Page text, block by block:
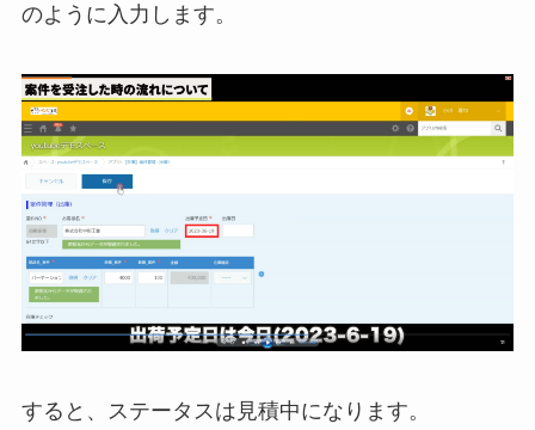
のように入力します。
すると、ステータスは見積中になります。